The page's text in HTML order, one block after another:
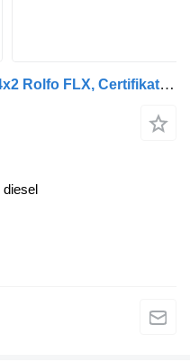
Mercedes-Benz Actros 1843 4x2 Rolfo FLX, Certifikation VDI + přívěs autotransportér
diesel